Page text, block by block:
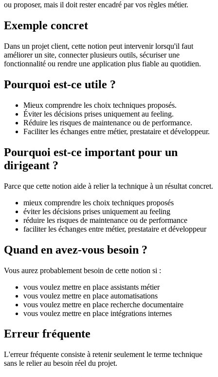
ou proposer, mais il doit rester encadré par vos règles métier.
Exemple concret
Dans un projet client, cette notion peut intervenir lorsqu'il faut
améliorer un site, connecter plusieurs outils, sécuriser une
fonctionnalité ou rendre une application plus fiable au quotidien.
Pourquoi est-ce utile ?
Mieux comprendre les choix techniques proposés.
Éviter les décisions prises uniquement au feeling.
Réduire les risques de maintenance ou de performance.
Faciliter les échanges entre métier, prestataire et développeur.
Pourquoi est-ce important pour un
dirigeant ?
Parce que cette notion aide à relier la technique à un résultat concret.
mieux comprendre les choix techniques proposés
éviter les décisions prises uniquement au feeling
réduire les risques de maintenance ou de performance
faciliter les échanges entre métier, prestataire et développeur
Quand en avez-vous besoin ?
Vous aurez probablement besoin de cette notion si :
vous voulez mettre en place assistants métier
vous voulez mettre en place automatisations
vous voulez mettre en place recherche documentaire
vous voulez mettre en place intégrations internes
Erreur fréquente
L'erreur fréquente consiste à retenir seulement le terme technique
sans le relier au besoin réel du projet.